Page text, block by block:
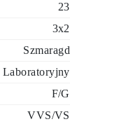
23
3x2
Szmaragd
Laboratoryjny
F/G
VVS/VS